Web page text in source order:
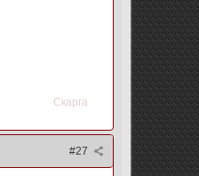
Скарга
#27